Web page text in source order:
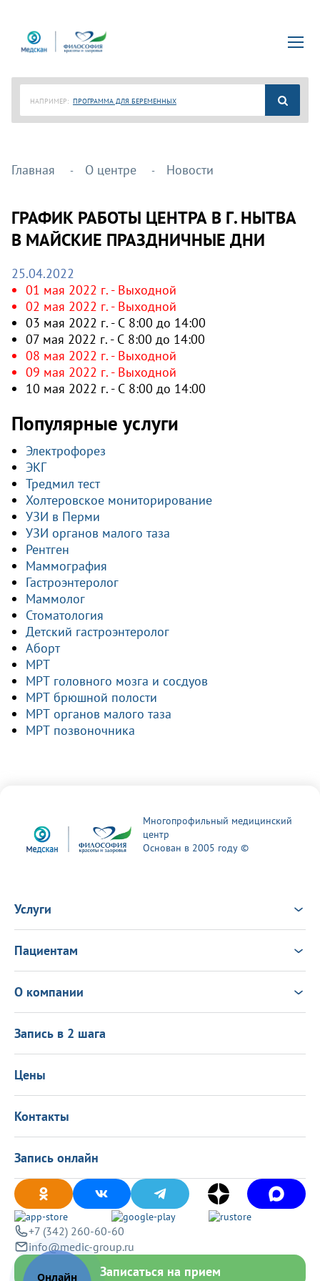
НАПРИМЕР: ПРОГРАММА ДЛЯ БЕРЕМЕННЫХ
Главная О центре Новости
ГРАФИК РАБОТЫ ЦЕНТРА В Г. НЫТВА
В МАЙСКИЕ ПРАЗДНИЧНЫЕ ДНИ
25.04.2022
01 мая 2022 г. - Выходной
02 мая 2022 г. - Выходной
03 мая 2022 г. - С 8:00 до 14:00
07 мая 2022 г. - С 8:00 до 14:00
08 мая 2022 г. - Выходной
09 мая 2022 г. - Выходной
10 мая 2022 г. - С 8:00 до 14:00
Популярные услуги
Электрофорез
ЭКГ
Тредмил тест
Холтеровское мониторирование
УЗИ в Перми
УЗИ органов малого таза
Рентген
Маммография
Гастроэнтеролог
Маммолог
Стоматология
Детский гастроэнтеролог
Аборт
МРТ
МРТ головного мозга и сосдуов
МРТ брюшной полости
МРТ органов малого таза
МРТ позвоночника
Многопрофильный медицинский
центр
Основан в 2005 году ©
Услуги
Врачи
Консультация Онлайн
Выезд врача на дом
Пациентам
Новости
Политика в области качества
Подарочные сертификаты
Программа лояльности
О компании
Информация для пациентов
Лицензиии
Вакансии
Политика конфиденциальности
Запись в 2 шага
Цены
Контакты
Запись онлайн
+7 (342) 260-60-60
info@medic-group.ru
Записаться на прием